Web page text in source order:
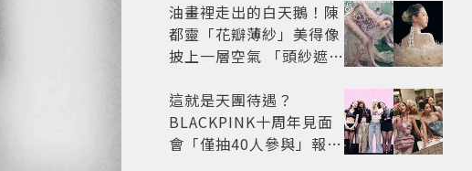
劇
油畫裡走出的白天鵝！陳
都靈「花瓣薄紗」美得像
披上一層空氣 「頭紗遮
太仙
這就是天團待遇？
BLACKPINK十周年見面
會「僅抽40人參與」報名